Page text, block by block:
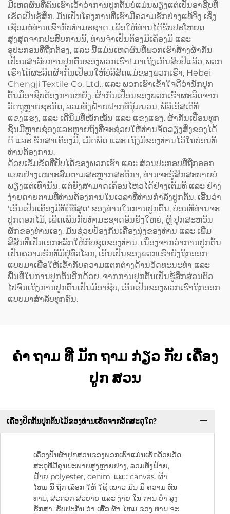
(Extended) ປະກອບດ້ວຍຜ້າ
ແຜ່ນ (Canvas) ສີເຂັ້ມ ເຊັ່ນ:
ສີເຂັ້ມຄືສີກາເຟ (Dark
Coffee) ແລະ ມີລະບົບປັບ
ຂະໜາດໄດ້ (Adjustable)
(Cobbler Vest Apron) ທີ່ມີ
ທັງສອງດ້ານ ແລະ ມີທີ່ຈັດຕັ້ງ
ສຳລັບເນື້ອຫາເຄື່ອງໝາກ
(Logo) ສຳລັບບາຣິສຕາ
(Barista) ແລະ ຮ້ານຕັດຜົມ
(Barbershop)
ມີເຫດຜົນທີ່ຄົນເຮົາເວົ້າວ່າການປູກຕົ້ນບໍ່ແມ່ນພຽງແຕ່ເປັນອາຊີບທີ່
ເຮັດເປັນຮູ້ສຶກ. ມັນເປັນໂຄງການທີ່ເຮົາມີຄວາມຮັກຢ່າງແທ້ຈິງ ເຊິ່ງ
ເຊື່ອມຕໍ່ທ່ານເຂົ້າກັບທຳມະຊາດ. ເພື່ອໃຫ້ທ່ານໄດ້ຮັບປະໂຫຍດ
ສູງສຸດຈາກປະສົບການນີ້, ທ່ານຈຳເປັນຕ້ອງມີເຄື່ອງມື ແລະ
ອຸປະກອນທີ່ຖືກຕ້ອງ, ແລະ ນີ້ແມ່ນເຫດຜົນທີ່ພວກເຮົາສ້າງຜ້າກັນ
ເປື່ອນສຳລັບການປູກຕົ້ນຂອງພວກເຮົາ! ມາເຖິງເກີນສິບປີແລ້ວ, ພວກ
ເຮົາໄດ້ຜະລິດຜ້າກັນເປື່ອນໃຫ້ບໍລິສັດແມ່ຂອງພວກເຮົາ, Hebei
Chengji Textile Co. Ltd., ແລະ ພວກເຮົາເຂົ້າໃຈດີວ່ານັກປູກ
ຕົ້ນມືອາຊີບຕ້ອງການຫຍັງ. ຜ້າກັນເປື່ອນຂອງພວກເຮົາຜະລິດຈາກ
ວັດຖຸຫຼາຍຊະນິດ, ລວມທັງຝ້າຍຝາກທີ່ນຸ້ມນວນ, ພັລິເອີສເຕີທີ່
ແຂງແຮງ, ແລະ ເດີນິມທີ່ໜັກໝັ້ນ ແລະ ແຂງແຮງ. ຜ້າກັນເປື່ອນທຸກ
ຊິ້ນມີຫຼາຍຊ່ອງແລະຫຼາຍຖົງທີ່ຈະຊ່ວຍໃຫ້ທ່ານຈັດລຽງສິ່ງຂອງໄດ້
ດີ ແລະ ຮັກສາເຄື່ອງມື, ເມັດພືດ ແລະ ເຖິງມືຂອງທ່ານໄວ້ໃນບ່ອນທີ່
ທ່ານຕ້ອງການ.
ດ້ວຍເຂັມຂັດທີ່ປັບໄດ້ຂອງພວກເຮົາ ແລະ ສ່ວນປະກອບທີ່ຖືກອອກ
ແບບຢ່າງເໝາະສົມຕາມສະຫຼາກສະຕິກາ, ທ່ານຈະຮູ້ສຶກສະບາຍບໍ່
ພຽງແຕ່ເທົ່ານັ້ນ, ແຕ່ຍັງສາມາດເຄື່ອນໄຫວໄດ້ຢ່າງເຕັມທີ່ ແລະ ຢ່າງ
ງ່າຍດາຍຕາມທີ່ທ່ານຕ້ອງການໃນເວລາທີ່ທ່ານກຳລັງປູກຕົ້ນ. ເອີ້ນວ່າ
'ເອີ້ນເປັນເຄື່ອງມືທີ່ດີທີ່ສຸດ' ຂອງທ່ານໃນການປູກຕົ້ນ, ບ່ອນທີ່ທ່ານຈະ
ປູກດອກໄມ້, ເພີດເພີນກັບທໍາມະຊາດອັນຍິ່ງໃຫຍ່, ຫຼື ປູກສະຫວັນ
ຜັກຂອງທ່ານເອງ. ມັນຊ່ວຍປ້ອງກັນເຄື່ອງນຸ່ງຂອງທ່ານ ແລະ ເພີ່ມ
ສີສັນທີ່ເປັນເອກະລັກໃຫ້ກັບຊຸດຂອງທ່ານ. ເນື່ອງຈາກວ່າການປູກຕົ້ນ
ເປັນຄວາມຮັກທີ່ມີຢູ່ທົ່ວໂລກ, ເອີ້ນເປັນຂອງພວກເຮົາຍັງຖືກອອກ
ແບບມາເພື່ອໃຫ້ເຂົ້າກັບຄວາມແຕກຕ່າງດ້ານວັດທະນະທຳ ແລະ
ພື້ນທີ່ໃນການປູກຕົ້ນອີກດ້ວຍ. ຈາກການປູກຕົ້ນເປັນຮູ້ສຶກສ່ວນຕົວ
ໄປຈົນເຖິງການປູກຕົ້ນເປັນມືອາຊີບ, ເອີ້ນເປັນຂອງພວກເຮົາຖືກອອກ
ແບບມາສຳລັບທຸກຄົນ.
ຄໍາ ຖາມ ທີ່ ມັກ ຖາມ ກ່ຽວ ກັບ ເຄື່ອງ
ປູກ ສວນ
ເຄື່ອງປິດກັ້ນປູກຕົ້ນໄມ້ຂອງທ່ານເຮັດຈາກວັດສະດຸໃດ?
ເຄື່ອງປັ້ນຜ້າປູກສວນຂອງພວກເຮົາແມ່ນເຮັດດ້ວຍວັດ
ສະດຸທີ່ມີຄຸນນະພາບສູງຫຼາຍຢ່າງ, ລວມທັງຝ້າຍ,
ຝ້າຍ polyester, denim, ແລະ canvas. ຜ້າ
ໄຫມ ນີ້ ຖືກ ເລືອກ ໃຫ້ ໃຊ້ ເພາະ ມັນ ມີ ຄວາມ ທົນ
ທານ, ສະດວກ ສະບາຍ ແລະ ງ່າຍ ໃນ ການ ບໍາ ລຸງ
ຮັກສາ, ຮັບປະກັນ ວ່າ ເສື້ອ ຜ້າ ໄຫມ ຂອງ ທ່ານ ຈະ